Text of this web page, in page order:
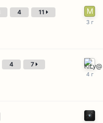
4 11
4 7